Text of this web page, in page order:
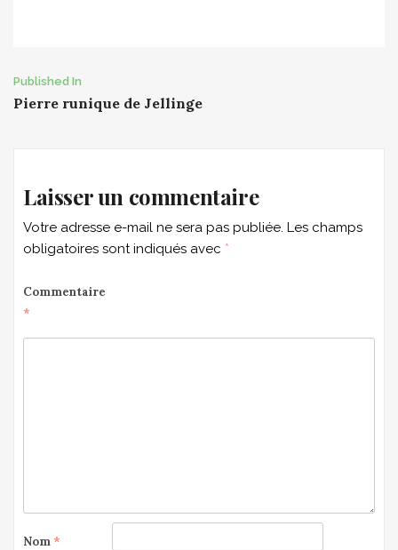
Post
navigation
Published In
Pierre runique de Jellinge
Laisser un commentaire
Votre adresse e-mail ne sera pas publiée. Les champs
obligatoires sont indiqués avec *
Commentaire
*
Nom *